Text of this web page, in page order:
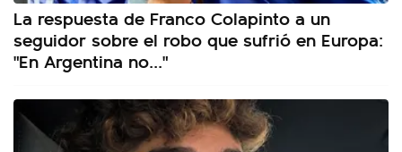
La respuesta de Franco Colapinto a un
seguidor sobre el robo que sufrió en Europa:
"En Argentina no..."